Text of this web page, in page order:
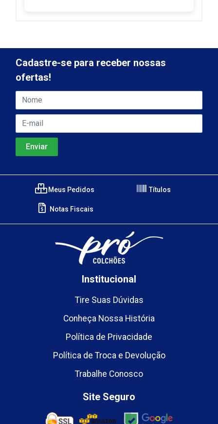
Cadastre-se para receber nossas
ofertas!
Meus Pedidos Títulos
Notas Fiscais
Institucional
Tire Suas Dúvidas
Conheça Nossa História
Política de Privacidade
Política de Troca e Devolução
Trabalhe Conosco
Site Seguro